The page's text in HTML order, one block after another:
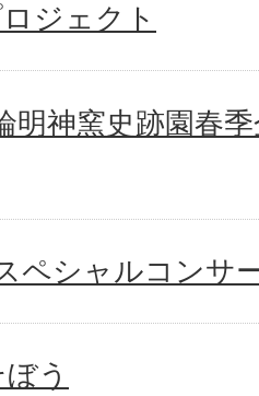
ジェクト
明神窯史跡園春
ペシャルコンサ
う